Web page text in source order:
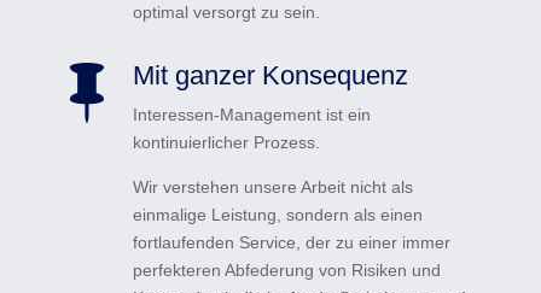
optimal versorgt zu sein.
 Mit ganzer Konsequenz
Interessen-Management ist ein
kontinuierlicher Prozess.
Wir verstehen unsere Arbeit nicht als
einmalige Leistung, sondern als einen
fortlaufenden Service, der zu einer immer
perfekteren Abfederung von Risiken und